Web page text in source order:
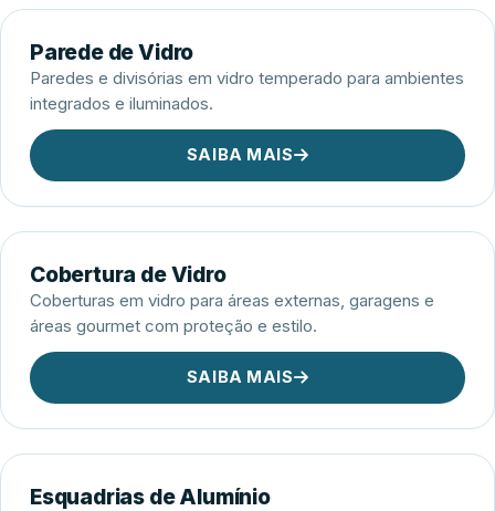
Parede de Vidro
Paredes e divisórias em vidro temperado para ambientes
integrados e iluminados.
SAIBA MAIS
Cobertura de Vidro
Coberturas em vidro para áreas externas, garagens e
áreas gourmet com proteção e estilo.
SAIBA MAIS
Esquadrias de Alumínio